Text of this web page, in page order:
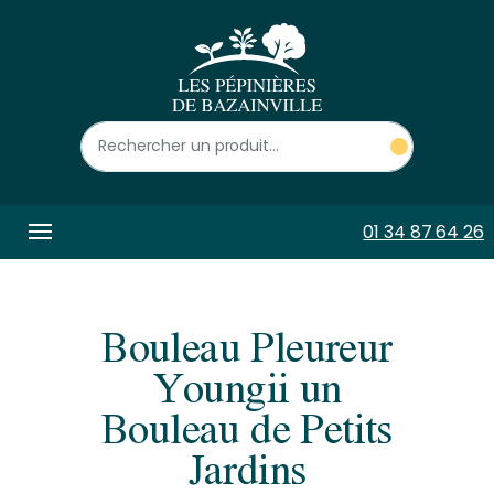
01 34 87 64 26
Bouleau Pleureur
Youngii un
Bouleau de Petits
Jardins